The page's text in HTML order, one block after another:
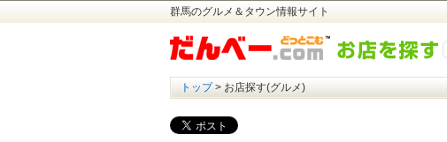
群馬のグルメ＆タウン情報サイト
トップ> お店探す(グルメ)